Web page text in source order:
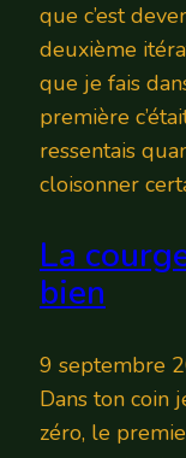
que c’est
deuxième
que je fais
première
ressentais
cloisonner
La
bien
9 septembre
Dans ton coin
zéro, le